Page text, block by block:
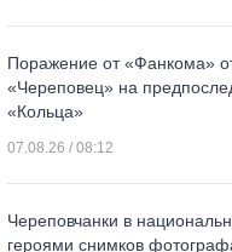
Поражение от «Фанкома»
«Череповец» на
«Кольца»
07.08.26 / 08:12
Череповчанки в
героями снимков